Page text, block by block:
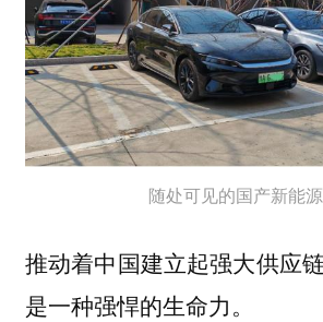
随处可见的国产新能
推动着中国建立起强大供应
是一种强悍的生命力。